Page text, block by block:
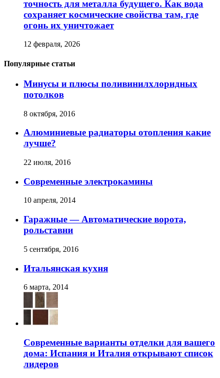
точность для металла будущего. Как вода
сохраняет космические свойства там, где
огонь их уничтожает
12 февраля, 2026
Популярные статьи
Минусы и плюсы поливинилхлоридных
потолков
8 октября, 2016
Алюминиевые радиаторы отопления какие
лучше?
22 июля, 2016
Современные электрокамины
10 апреля, 2014
Гаражные — Автоматические ворота,
рольставни
5 сентября, 2016
Итальянская кухня
6 марта, 2014
Современные варианты отделки для вашего
дома: Испания и Италия открывают список
лидеров